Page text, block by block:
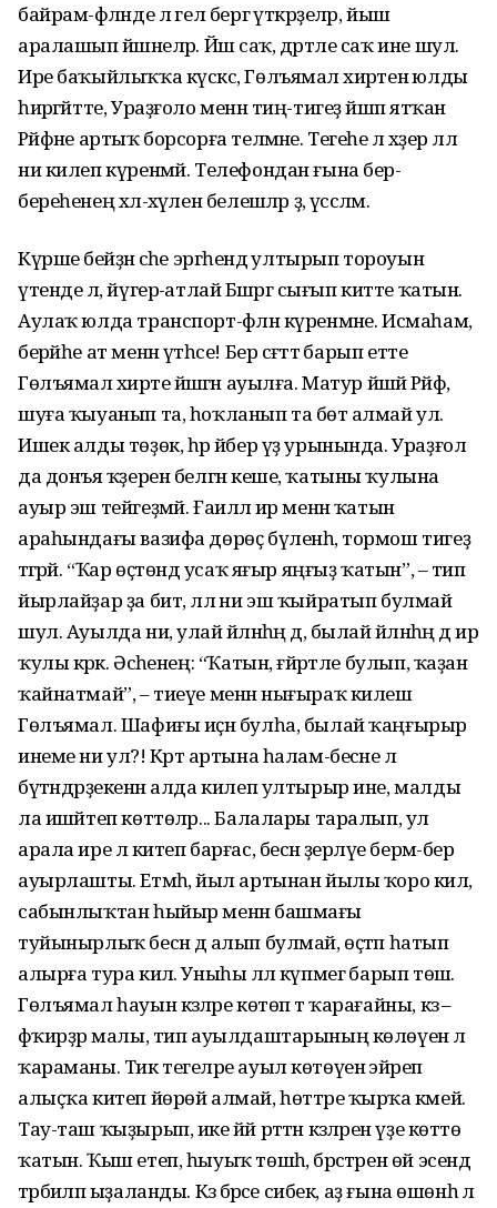
байрам-фәләнде лә гел бергә үткәрҙеләр, йыш
аралашып йәшәнеләр. Йәш саҡ, дәртле саҡ ине шул.
Ире баҡыйлыҡҡа күскәс, Гөлъямал әхирәтенә юлды
һирәгәйтте, Ураҙғоло менән тиң-тигеҙ йәшәп ятҡан
Рәйфәне артыҡ борсорға теләмәне. Тегеһе лә хәҙер әллә
ни килеп күренмәй. Телефондан ғына бер-
береһенең хәл-әхүәлен белешәләр ҙә, үәссәләм.
Күрше әбейҙән әсәһе эргәһендә ултырып тороуын
үтенде лә, йүгерә-атлай Бәшәргә сығып китте ҡатын.
Аулаҡ юлда транспорт-фәлән күренмәне. Исмаһам,
берәйһе ат менән үтһәсе! Бер сәғәттә барып етте
Гөлъямал әхирәте йәшәгән ауылға. Матур йәшәй Рәйфә,
шуға ҡыуанып та, һоҡланып та бөтә алмай ул.
Ишек алды төҙөк, һәр әйбер үҙ урынында. Ураҙғол
да донъя ҡәҙерен белгән кеше, ҡатыны ҡулына
ауыр эш тейгеҙмәй. Ғаиләлә ир менән ҡатын
араһындағы вазифа дөрөҫ бүленһә, тормош тигеҙ
тәгәрәй. “Ҡар өҫтөндә усаҡ яғыр яңғыҙ ҡатын”, – тип
йырлайҙар ҙа бит, әллә ни эш ҡыйратып булмай
шул. Ауылда ни, улай әйләнһәң дә, былай әйләнһәң дә ир
ҡулы кәрәк. Әсәһенең: “Ҡатын, ғәйрәтле булып, ҡаҙан
ҡайнатмай”, – тиеүе менән нығыраҡ килешә
Гөлъямал. Шафиғы иҫән булһа, былай ҡаңғырыр
инеме ни ул?! Кәртә артына һалам-бесәне лә
бүтәндәрҙекенән алда килеп ултырыр ине, малды
ла ишәйтеп көттөләр... Балалары таралып, ул
арала ире лә китеп барғас, бесән әҙерләүе бермә-бер
ауырлашты. Етмәһә, йыл артынан йылы ҡоро килә,
сабынлыҡтан һыйыр менән башмағы
туйынырлыҡ бесән дә алып булмай, өҫтәп һатып
алырға тура килә. Уныһы әллә күпмегә барып төшә.
Гөлъямал һауын кәзәләре көтөп тә ҡарағайны, кәзә –
фәҡирҙәр малы, тип ауылдаштарының көлөүенә лә
ҡараманы. Тик тегеләре ауыл көтөүенә эйәреп
алыҫҡа китеп йөрөй алмай, һөттәре ҡырҡа кәмей.
Тау-таш ҡыҙырып, ике йәй рәттән кәзәләрен үҙе көттө
ҡатын. Ҡыш етеп, һыуыҡ төшһә, бәрәстәрен өй эсендә
тәрбиәләп ыҙаланды. Кәзә бәрәсе сибек, аҙ ғына өшөнһә лә